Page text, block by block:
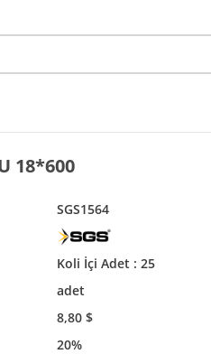
SGS1564
18*600
Koli İçi Adet : 25
adet
8,80 $
20%